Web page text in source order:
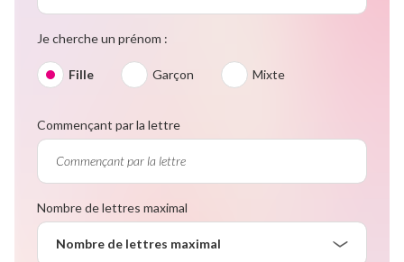
Je cherche un prénom :
Fille Garçon Mixte
Commençant par la lettre
Nombre de lettres maximal
Nombre de lettres maximal